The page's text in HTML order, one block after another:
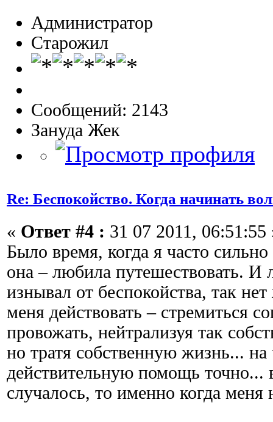
Администратор
Старожил
Сообщений: 2143
Зануда Жек
Re: Беспокойство. Когда начинать
« Ответ #4 : 31 07 2011, 06:51:55
Было время, когда я часто
она – любила путешествовать. И
изнывал от беспокойства, так
меня действовать – стремиться
провожать, нейтрализуя так
но тратя собственную жизнь...
действительную помощь точно...
случалось, то именно когда